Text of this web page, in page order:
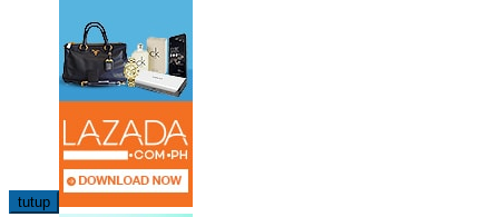
tutup